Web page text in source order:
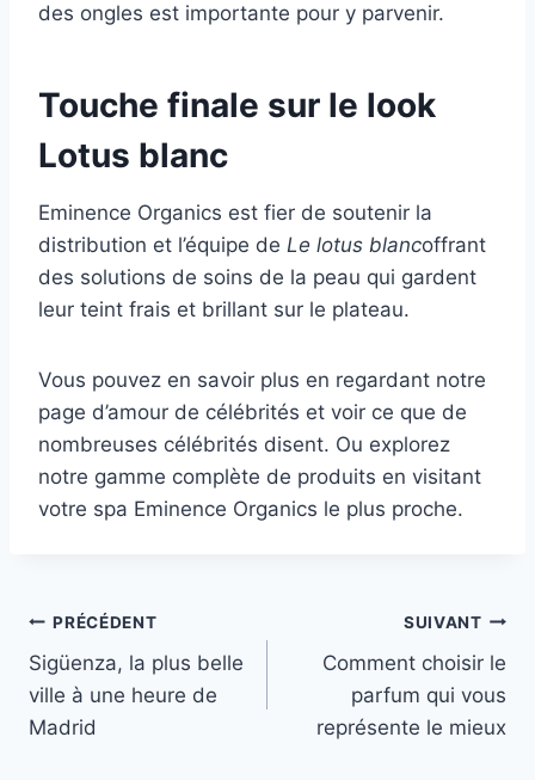
des ongles est importante pour y parvenir.
Touche finale sur le look
Lotus blanc
Eminence Organics est fier de soutenir la
distribution et l’équipe de Le lotus blancoffrant
des solutions de soins de la peau qui gardent
leur teint frais et brillant sur le plateau.
Vous pouvez en savoir plus en regardant notre
page d’amour de célébrités et voir ce que de
nombreuses célébrités disent. Ou explorez
notre gamme complète de produits en visitant
votre spa Eminence Organics le plus proche.
Navigation
de
l’article
PRÉCÉDENT
Sigüenza, la plus belle
ville à une heure de
Madrid
SUIVANT
Comment choisir le
parfum qui vous
représente le mieux